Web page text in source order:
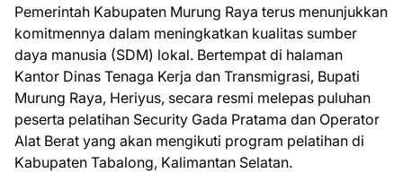
Pemerintah Kabupaten Murung Raya terus menunjukkan
komitmennya dalam meningkatkan kualitas sumber
daya manusia (SDM) lokal. Bertempat di halaman
Kantor Dinas Tenaga Kerja dan Transmigrasi, Bupati
Murung Raya, Heriyus, secara resmi melepas puluhan
peserta pelatihan Security Gada Pratama dan Operator
Alat Berat yang akan mengikuti program pelatihan di
Kabupaten Tabalong, Kalimantan Selatan.